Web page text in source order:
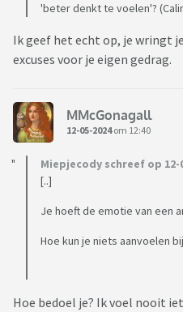
'beter denkt te voelen'?
Ik geef het echt op, je wringt
excuses voor je eigen gedrag.
MMcGonagall
12-05-2024om 12:40
Miepjecody schreef op 12-
[..]
Je hoeft de emotie van een
Hoe kun je niets aanvoelen
Hoe bedoel je? Ik voel nooit